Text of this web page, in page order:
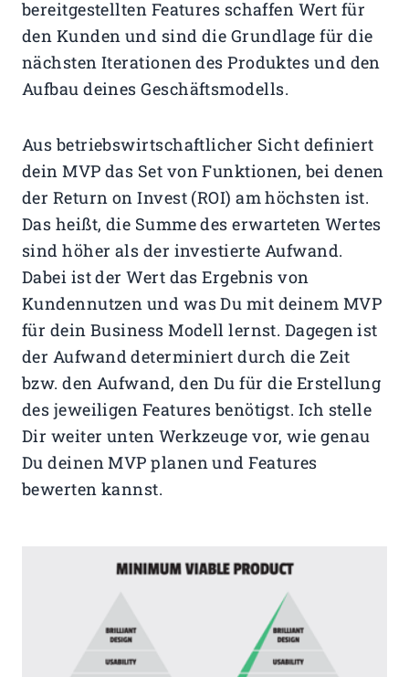
bereitgestellten Features schaffen Wert für
den Kunden und sind die Grundlage für die
nächsten Iterationen des Produktes und den
Aufbau deines Geschäftsmodells.
Aus betriebswirtschaftlicher Sicht definiert
dein MVP das Set von Funktionen, bei denen
der Return on Invest (ROI) am höchsten ist.
Das heißt, die Summe des erwarteten Wertes
sind höher als der investierte Aufwand.
Dabei ist der Wert das Ergebnis von
Kundennutzen und was Du mit deinem MVP
für dein Business Modell lernst. Dagegen ist
der Aufwand determiniert durch die Zeit
bzw. den Aufwand, den Du für die Erstellung
des jeweiligen Features benötigst. Ich stelle
Dir weiter unten Werkzeuge vor, wie genau
Du deinen MVP planen und Features
bewerten kannst.